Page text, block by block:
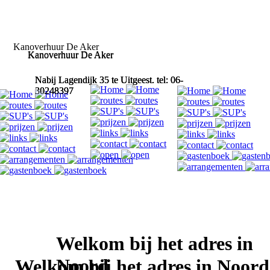
Nabij Lagendijk 35 te Uitgeest. tel: 06-
30248397
Kanoverhuur De Aker
Welkom bij het adres in
Nabij Lagendijk 35 te Uitgeest. tel: 06-
30248397
Kanoverhuur De Aker
Nabij Lagendijk 35 te Uitgeest. tel: 06-
30248397
Kanoverhuur De Aker